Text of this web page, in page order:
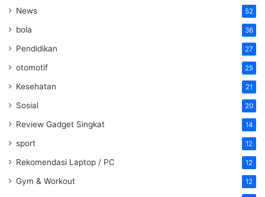
News 52
bola 36
Pendidikan 27
otomotif 25
Kesehatan 21
Sosial 20
Review Gadget Singkat 14
sport 12
Rekomendasi Laptop / PC 12
Gym & Workout 12